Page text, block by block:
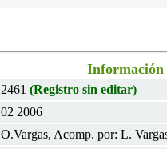
Información
2461 (Registro sin editar)
02 2006
O.Vargas, Acomp. por: L.